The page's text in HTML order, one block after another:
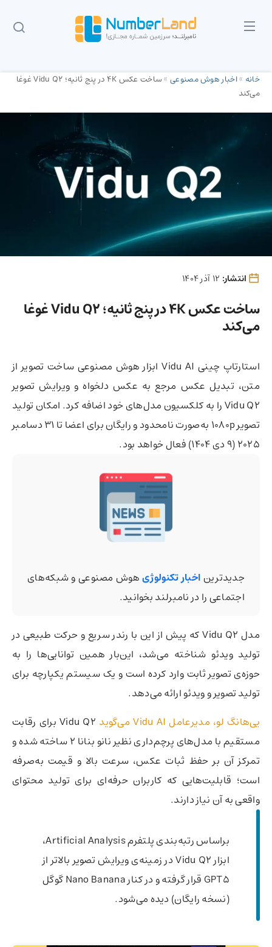
خانه »اخبار هوش مصنوعی»
ساخت عکس 4K در پنج ثانیه؛ Vidu Q2 غوغا
می‌کند
انتشار:
ساخت عکس 4K در پنج ثانیه؛ Vidu Q2 غوغا
می‌کند
استارتاپ چینی Vidu AI ابزار هوش مصنوعی ساخت تصویر از
متن، تبدیل عکس مرجع به عکس دلخواه و ویرایش تصویر
Vidu Q2 را به کلکسیون مدل‌های خود اضافه کرد. امکان تولید
تصویر ۱۰۸۰p به‌صورت نامحدود و رایگان برای اعضا تا ۳۱ دسامبر
۲۰۲۵ (۹ دی ۱۴۰۴) فعال خواهد بود.
جدیدتریناخبار تکنولوژیهوش مصنوعی و شبکه‌های
اجتماعی را در نامبرلند بخوانید.
مدل Vidu Q2 که پیش از این با رندر سریع و حرکت طبیعی در
تولید ویدئو شناخته می‌شد، این‌بار همین توانایی‌ها را به
حوزه‌ی تصویر ثابت وارد کرده است و یک سیستم یکپارچه برای
تولید تصویر و ویدئو ارائه می‌دهد.
یی‌هانگ لو، مدیرعامل Vidu AI می‌گوید
Vidu Q2 برای رقابت
مستقیم با مدل‌های پرچم‌داری نظیر نانو بنانا ۲ ساخته شده و
تمرکز آن بر حفظ ثبات عکس، سرعت بالا و قیمت به‌صرفه
است؛ قابلیت‌هایی که کاربران حرفه‌ای برای تولید محتوای
واقعی به آن نیاز دارند.
براساس رتبه‌بندی پلتفرم Artificial Analysis،
ابزار Vidu Q2 در زمینه‌ی ویرایش تصویر بالاتر از
GPT5 قرار گرفته و در کنار Nano Banana گوگل
(نسخه رایگان) دیده می‌شود.